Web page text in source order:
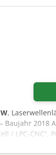
,
Baujahr 2018
/ LPC-CNC“,
OEM-